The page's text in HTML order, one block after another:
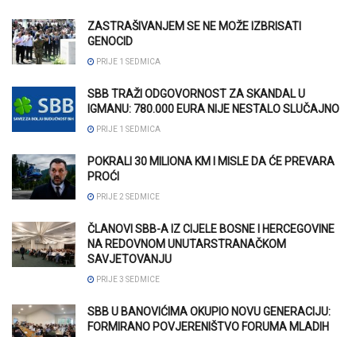
ZASTRAŠIVANJEM SE NE MOŽE IZBRISATI
GENOCID
PRIJE 1 SEDMICA
SBB TRAŽI ODGOVORNOST ZA SKANDAL U
IGMANU: 780.000 EURA NIJE NESTALO SLUČAJNO
PRIJE 1 SEDMICA
POKRALI 30 MILIONA KM I MISLE DA ĆE PREVARA
PROĆI
PRIJE 2 SEDMICE
ČLANOVI SBB-A IZ CIJELE BOSNE I HERCEGOVINE
NA REDOVNOM UNUTARSTRANAČKOM
SAVJETOVANJU
PRIJE 3 SEDMICE
SBB U BANOVIĆIMA OKUPIO NOVU GENERACIJU:
FORMIRANO POVJERENIŠTVO FORUMA MLADIH